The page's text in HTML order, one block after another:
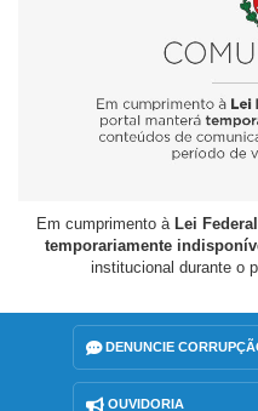
Em cumprimento à Lei
temporariamente
institucional durante o
DENUNCIE
OUVIDORIA